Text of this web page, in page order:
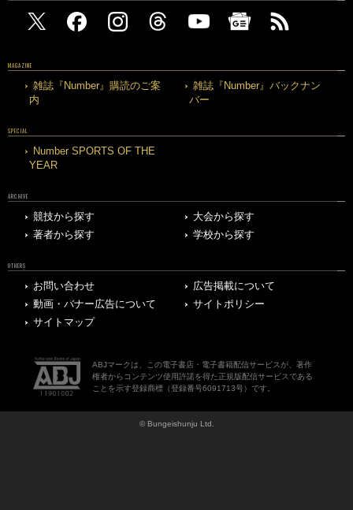
MAGAZINE
雑誌『Number』購読のご案
内
雑誌『Number』バックナン
バー
SPECIAL
Number SPORTS OF THE
YEAR
ARCHIVE
競技から探す
大会から探す
著者から探す
学校から探す
OTHERS
お問い合わせ
広告掲載について
動画・バナー広告について
サイトポリシー
サイトマップ
ABJマークは、この電子書店・電子書籍配信サービスが、著作
権者からコンテンツ使用許諾を得た正規版配信サービスである
ことを示す登録商標（登録番号6091713号）です。
© Bungeishunju Ltd.